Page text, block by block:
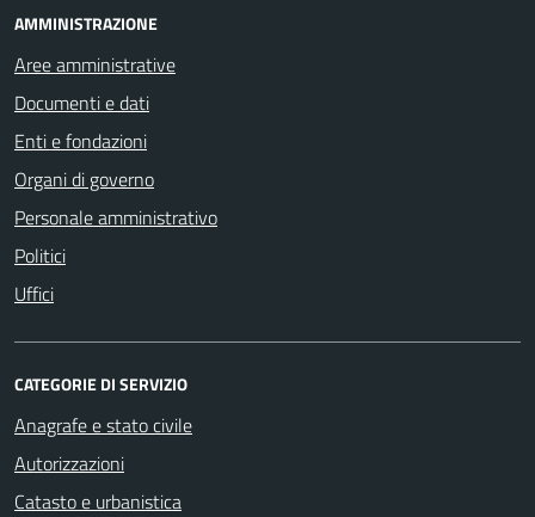
AMMINISTRAZIONE
Aree amministrative
Documenti e dati
Enti e fondazioni
Organi di governo
Personale amministrativo
Politici
Uffici
CATEGORIE DI SERVIZIO
Anagrafe e stato civile
Autorizzazioni
Catasto e urbanistica